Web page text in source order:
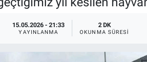
15.05.2026 - 21:33
YAYINLANMA
2 DK
OKUNMA SÜRESI